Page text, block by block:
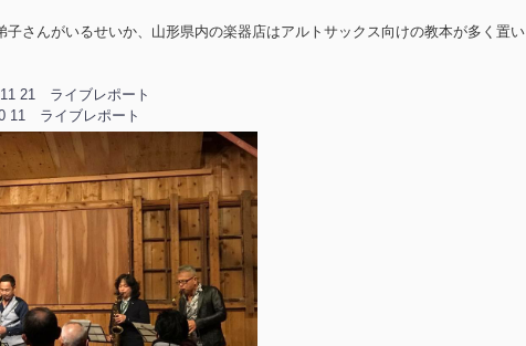
子さんがいるせいか、山形県内の楽器店はアルトサックス向けの教本が多く置い
21 ライブレポート
11 ライブレポート